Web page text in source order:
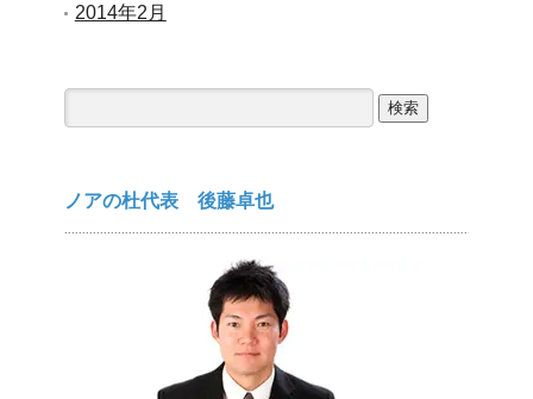
2014年2月
索:
ノアの杜代表 後藤卓也